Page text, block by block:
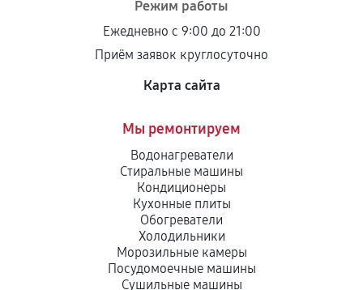
Режим работы
Ежедневно с 9:00 до 21:00
Приём заявок круглосуточно
Карта сайта
Мы ремонтируем
Водонагреватели
Стиральные машины
Кондиционеры
Кухонные плиты
Обогреватели
Холодильники
Морозильные камеры
Посудомоечные машины
Сушильные машины